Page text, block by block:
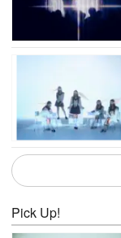
Pick Up!